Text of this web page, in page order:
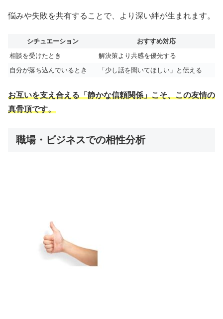
悩みや失敗を共有することで、より深い絆が生まれます。
シチュエーション
おすすめ対応
相談を受けたとき
解決策より共感を優先する
自分が落ち込んでいるとき
「少し話を聞いてほしい」と伝える
お互いを支え合える「静かな信頼関係」こそ、この友情の
真骨頂です。
職場・ビジネスでの相性分析